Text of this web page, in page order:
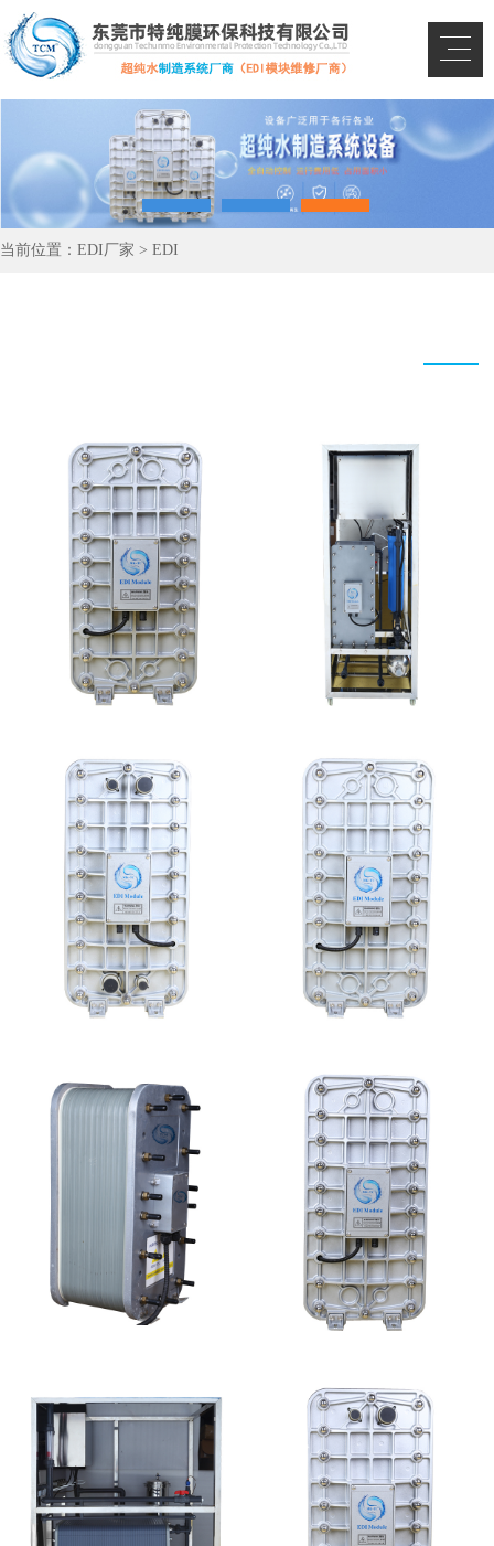
当前位置： EDI厂家 > EDI
MK-TC50 EDI模块 MK-TC100 EDI设备
MK-TC300 EDI超纯水
处理设备
MK-TC500 EDI模块
PureTec （浦睿）EDI模
块维修
MK-TC100 EDI超纯水
处理设备